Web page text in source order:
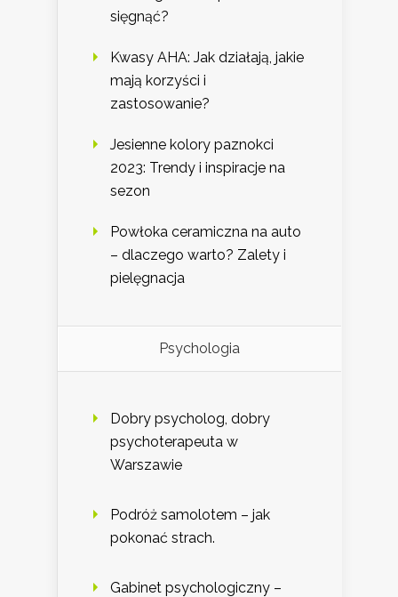
sięgnąć?
Kwasy AHA: Jak działają, jakie
mają korzyści i
zastosowanie?
Jesienne kolory paznokci
2023: Trendy i inspiracje na
sezon
Powłoka ceramiczna na auto
– dlaczego warto? Zalety i
pielęgnacja
Psychologia
Dobry psycholog, dobry
psychoterapeuta w
Warszawie
Podróż samolotem – jak
pokonać strach.
Gabinet psychologiczny –